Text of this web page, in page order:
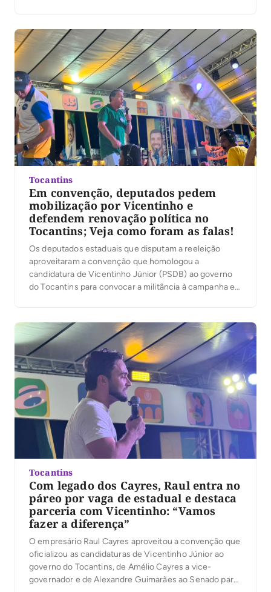
Alexandre Guimarães ao Senado, na noite desta
quarta-feira, 5, em Palmas. Ao […]
Tocantins
Em convenção, deputados pedem
mobilização por Vicentinho e
defendem renovação política no
Tocantins; Veja como foram as falas!
Os deputados estaduais que disputam a reeleição
aproveitaram a convenção que homologou a
candidatura de Vicentinho Júnior (PSDB) ao governo
do Tocantins para convocar a militância à campanha e
ao Senado, ambos do MDB. Em comum, os discursos
falaram em mudança […]
Tocantins
Com legado dos Cayres, Raul entra no
páreo por vaga de estadual e destaca
parceria com Vicentinho: “Vamos
fazer a diferença”
O empresário Raul Cayres aproveitou a convenção que
oficializou as candidaturas de Vicentinho Júnior ao
governo do Tocantins, de Amélio Cayres a vice-
governador e de Alexandre Guimarães ao Senado para